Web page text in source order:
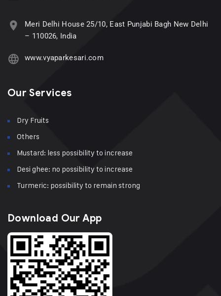
Meri Delhi House 25/10, East Punjabi Bagh New Delhi
– 110026, India
www.vyaparkesari.com
Our Services
Dry Fruits
Others
Mustard: less possibility to increase
Desi ghee: no possibility to increase
Turmeric: possibility to remain strong
Download Our App